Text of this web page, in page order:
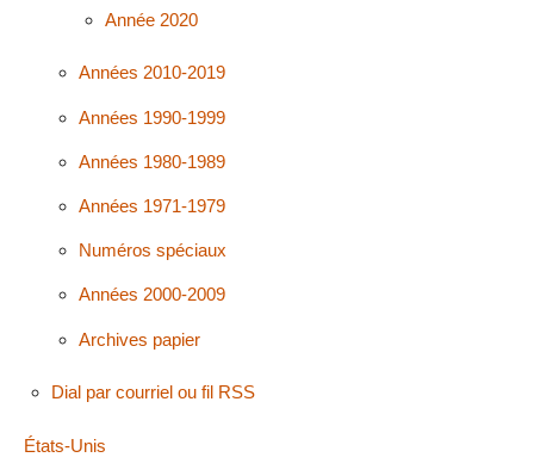
Année 2020
Années 2010-2019
Années 1990-1999
Années 1980-1989
Années 1971-1979
Numéros spéciaux
Années 2000-2009
Archives papier
Dial par courriel ou fil RSS
États-Unis